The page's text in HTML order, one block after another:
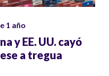
1 año
y EE. UU. cayó
a tregua